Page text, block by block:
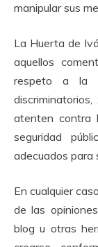
manipular sus
La Huerta de
aquellos
respeto a la
atenten contra
seguridad
adecuados para
En cualquier
de las
blog u otras